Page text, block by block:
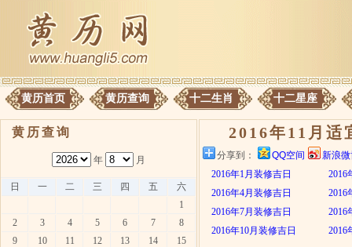
黄历首页 黄历查询 十二生肖 十二星座
黄历查询
年 月
日 一 二 三 四 五
六
1
2
3 4 5 6 7
8
9
10 11 12 13 14
15
2016年11月适
分享到： QQ空间
新浪
2016年1月装修吉日
2016
2016年4月装修吉日
2016
2016年7月装修吉日
2016
2016年10月装修吉日
2016